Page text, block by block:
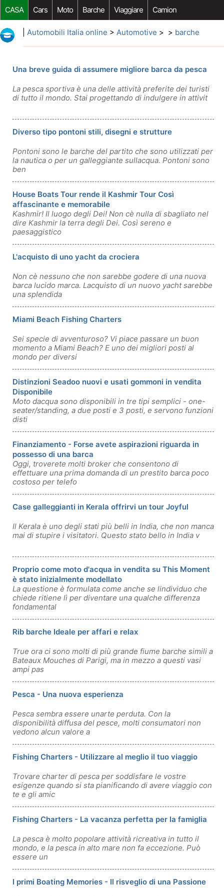
CASA Cars Moto Barche Viaggiare Camion
Riparazione Auto Acquisto Auto Car Opzioni Aftermarket
Automobili Italia online > Automotive > > barche
Una breve guida di assumere migliore barca da pesca
La pesca sportiva è una delle attività preferite dei turisti
di tutto il mondo. Stai progettando di indulgere in attivit
Diverso tipo pontoni stili, disegni e strutture
Pontoni sono le barche del partito che sono utilizzati per
la nautica o per un galleggiante sullacqua. Pontoni sono
ben
House Boats Tour rende il Kashmir Tour Così
affascinante e memorabile
Kashmir! Il luogo degli Dei! Non cè nulla di sbagliato nel
dire Kashmir la terra degli Dei. Così sereno e
paesaggistico
L'acquisto di uno yacht da crociera
Non cè nessuno che non sarebbe godere di una nuova
barca lucido marca. Lacquisto di un nuovo yacht sarebbe
una splendida
Miami Beach Fishing Charters
Sei specie di avventuroso? Vi piace passare un buon
momento a Miami Beach? E uno dei migliori posti al
mondo per diversi
Distinzioni Seadoo nuovi e usati gommoni in vendita
Disponibile
Moto dacqua sono disponibili in tre tipi semplici - one-
seater/standing, a due posti e 3 posti, e servono funzioni
disti
Finanziamento - Forse avete aspirazioni riguarda in
possesso di una barca
Oggi, troverete molti broker che consentono di
effettuare una prima domanda di un prestito barca poco
costoso per telefo
Case galleggianti in Kerala offrirvi un tour Joyful
Il Kerala è uno degli stati più belli in India, che non manca
mai di stupire i visitatori. Questo stato bello in India v
Proprio come moto d'acqua in vendita su This Moment
è stato inizialmente modellato
La questione è formulata come anche se lindividuo che
chiede ritiene lì per diventare una qualche differenza
fondamental
Rib barche Ideale per affari e relax
True ora ci sono molti di più grande fiume barche simili a
Bateaux Mouches di Parigi, ma in mezzo a questi vasi
ampi pas
Pesca - Una nuova esperienza
Pesca sembra essere unarte perduta. Con la
disponibilità diffusa del pesce, molti consumatori non
vedono alcun valore a
Fishing Charters - Utilizzare al meglio il tuo viaggio
Trovare charter di pesca per soddisfare le vostre
esigenze quando si sta pianificando di avere viaggio con
te e gli amic
Fishing Charters - La vacanza perfetta per la famiglia
La pesca è molto popolare attività ricreativa in tutto il
mondo, e la pesca in alto mare non fa eccezione. Può
essere un
I primi Boating Memories - Il risveglio di una Passione